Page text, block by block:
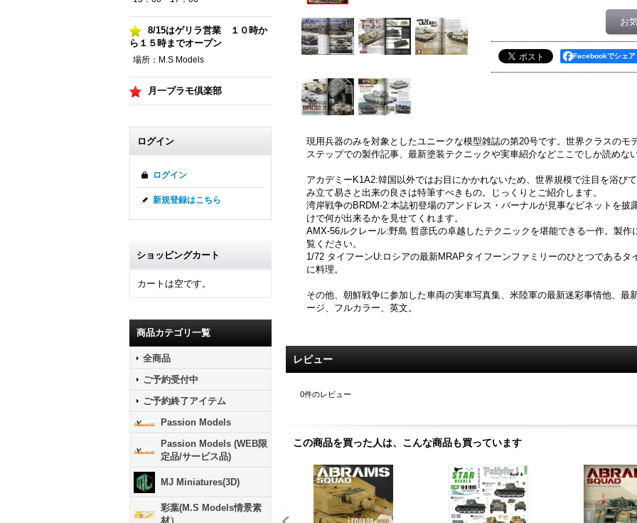
8/15はゲリラ営業 １０時か
ら１５時までオープン
場所：M.S Models
月一プラモ倶楽部
ログイン
ログイン
新規登録はこちら
ショッピングカート
カートは空です。
商品カテゴリ一覧
全商品
ご予約受付中
ご予約終了アイテム
Passion Models
Passion Models (WEB限
定品/サービス品)
MJ Miniatures(3D)
彩葉(M.S Models情景素
材）
お
Facebookでシェア
現用兵器のみを対象としたユニークな模型雑誌の第20号です。世界クラスのモ
ステップでの製作記事、最新塗装テクニックや実車紹介などここでしか読めな
アカデミーK1A2:韓国以外ではお目にかかれないため、世界規模で注目を浴び
み立て易さと出来の良さは特筆すべきもの。じっくりとご紹介します。
湾岸戦争のBRDM-2:本誌初登場のアンドレス・バーナルが見事なビネットを披
けで何が出来るかを見せてくれます。
AMX-56ルクレール:野島 哲彦氏の卓越したテクニックを堪能できる一作。製
覧ください。
1/72 タイフーンU:ロシアの最新MRAPタイフーンファミリーのひとつであるタ
に料理。
その他、朝鮮戦争に参加した車両の実車写真集、米陸軍の最新迷彩事情他、最
ージ、フルカラー、英文。
レビュー
0件のレビュー
この商品を買った人は、こんな商品も買っています